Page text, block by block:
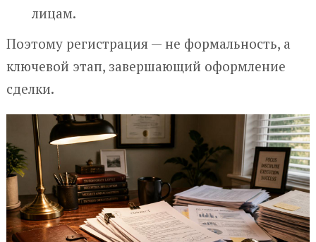
лицам.
Поэтому регистрация — не формальность, а
ключевой этап, завершающий оформление
сделки.